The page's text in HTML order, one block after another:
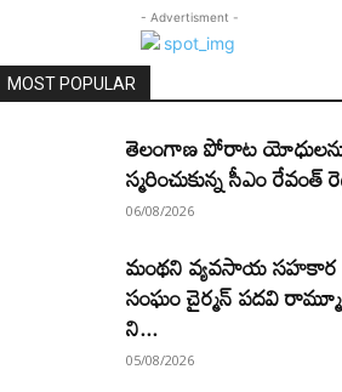
- Advertisment -
MOST POPULAR
తెలంగాణ పోరాట
స్మరించుకున్న సీఎం రేవంత్
06/08/2026
మంథని వ్యవసాయ సహకార
సంఘం చైర్మన్ పదవి
ని...
05/08/2026